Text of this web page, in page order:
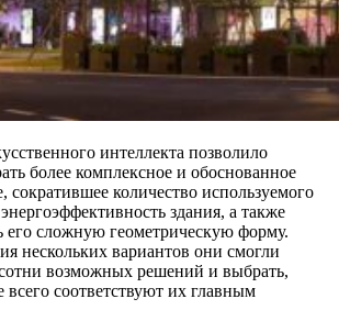
интеллекта позволило
более комплексное и обоснованное
сократившее количество используемого
здания, а также
его сложную геометрическую форму.
нескольких вариантов они смогли
возможных решений и выбрать,
соответствуют их главным